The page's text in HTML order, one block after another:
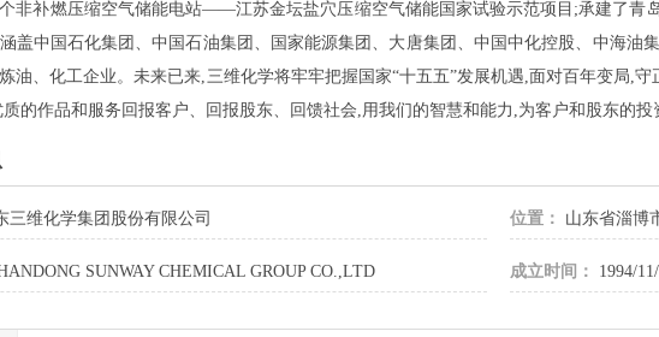
非补燃压缩空气储能电站——江苏金坛盐穴压缩空气储能国家试验示范项目;承建了青
盖中国石化集团、中国石油集团、国家能源集团、大唐集团、中国中化控股、中海油
油、化工企业。未来已来,三维化学将牢牢把握国家“十五五”发展机遇,面对百年变局,
的作品和服务回报客户、回报股东、回馈社会,用我们的智慧和能力,为客户和股东的投
三维化学集团股份有限公司 位置： 山东省淄博
SUNWAY CHEMICAL GROUP CO.,LTD 成立时间： 1994/